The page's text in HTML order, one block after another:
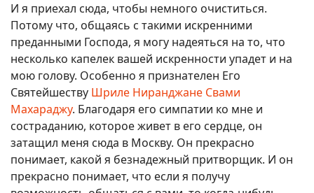
И я приехал сюда, чтобы немного очиститься.
Потому что, общаясь с такими искренними
преданными Господа, я могу надеяться на то, что
несколько капелек вашей искренности упадет и на
мою голову. Особенно я признателен Его
Святейшеству Шриле Ниранджане Свами
Махараджу. Благодаря его симпатии ко мне и
состраданию, которое живет в его сердце, он
затащил меня сюда в Москву. Он прекрасно
понимает, какой я безнадежный притворщик. И он
прекрасно понимает, что если я получу